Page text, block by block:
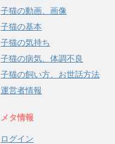
子猫の動画、画像
子猫の基本
子猫の気持ち
子猫の病気、体調不良
子猫の飼い方、お世話方法
運営者情報
メタ情報
ログイン